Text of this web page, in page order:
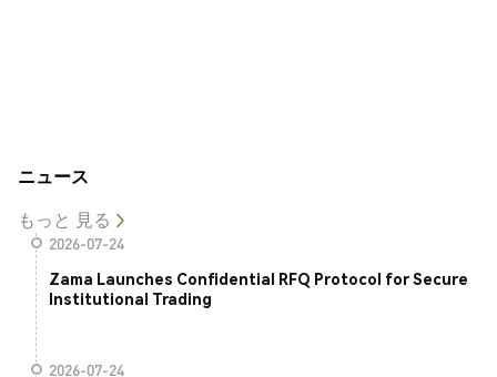
ニュース
もっと 見る
2026-07-24
Zama Launches Confidential RFQ Protocol for Secure
Institutional Trading
2026-07-24